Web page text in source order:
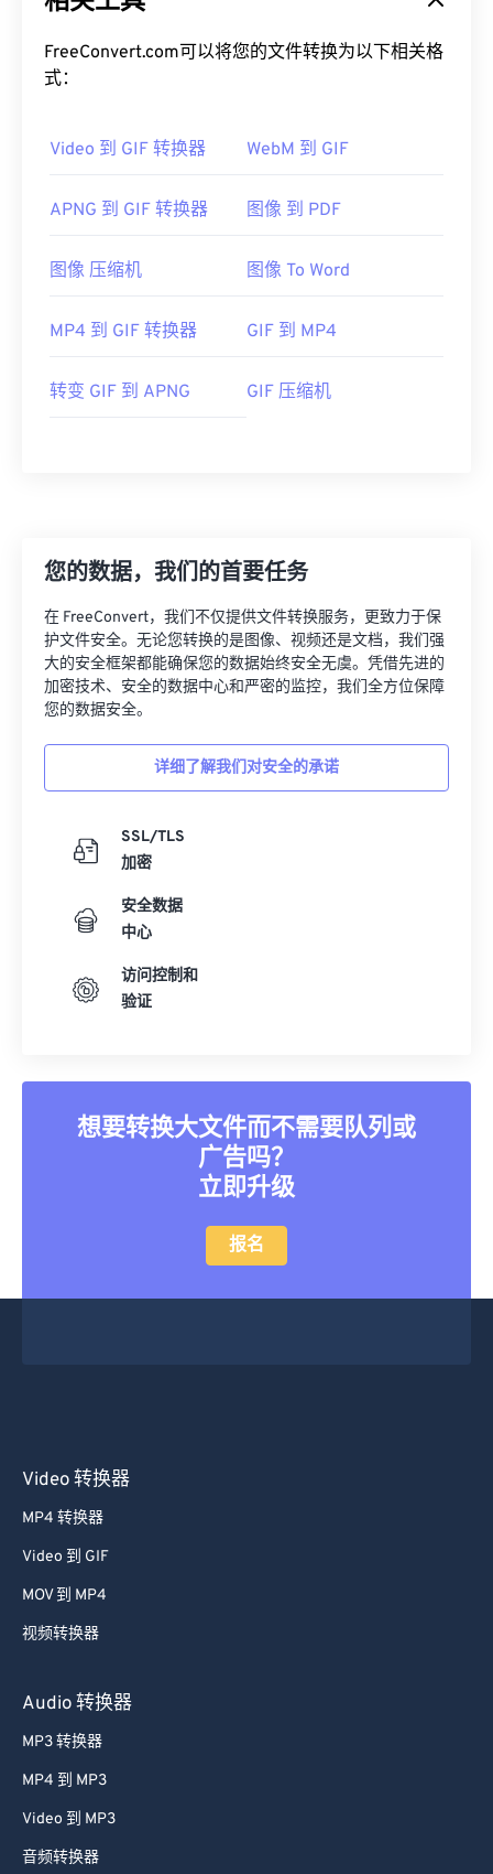
FreeConvert.com可以将您的文件转换为以下相关格
式：
Video 到 GIF 转换器 WebM 到 GIF
APNG 到 GIF 转换器 图像 到 PDF
图像 压缩机 图像 To Word
MP4 到 GIF 转换器 GIF 到 MP4
转变 GIF 到 APNG GIF 压缩机
您的数据，我们的首要任务
在 FreeConvert，我们不仅提供文件转换服务，更致力于保
护文件安全。无论您转换的是图像、视频还是文档，我们强
大的安全框架都能确保您的数据始终安全无虞。凭借先进的
加密技术、安全的数据中心和严密的监控，我们全方位保障
您的数据安全。
详细了解我们对安全的承诺
SSL/TLS
加密
安全数据
中心
访问控制和
验证
想要转换大文件而不需要队列或
广告吗？
立即升级
报名
Video 转换器
MP4 转换器
Video 到 GIF
MOV 到 MP4
视频转换器
Audio 转换器
MP3 转换器
MP4 到 MP3
Video 到 MP3
音频转换器